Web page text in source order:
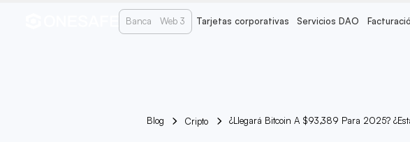
Banca Web 3 Tarjetas corporativas Servicios DAO
Blog Cripto ¿Llegará Bitcoin A $93,389 Para 2025?